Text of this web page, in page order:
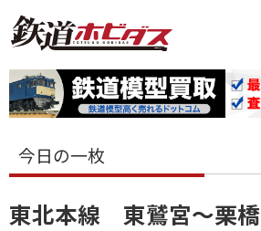
今日の一枚
東北本線 東鷲宮～栗橋